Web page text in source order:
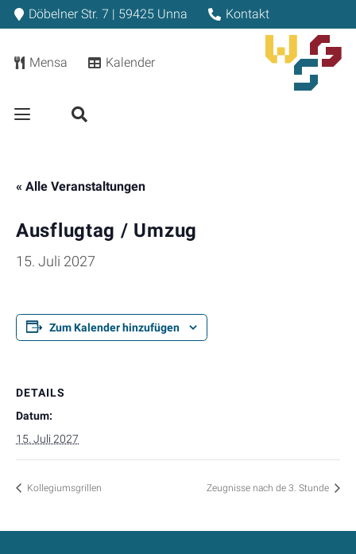
Döbelner Str. 7 | 59425 Unna Kontakt
Mensa Kalender
« Alle Veranstaltungen
Ausflugtag / Umzug
15. Juli 2027
Zum Kalender hinzufügen
DETAILS
Datum:
15. Juli 2027
Kollegiumsgrillen Zeugnisse nach de 3. Stunde